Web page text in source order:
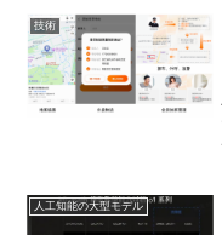
技術
人工知能の大型モデル